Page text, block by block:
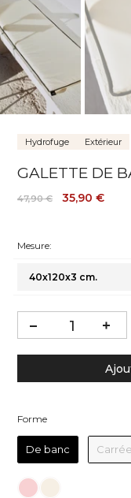
Hydrofuge Extérieur
GALETTE DE
47,90 € 35,90 €
FormeForme
De banc Carrée
Couleur
Mesure:
40x120x3 cm.